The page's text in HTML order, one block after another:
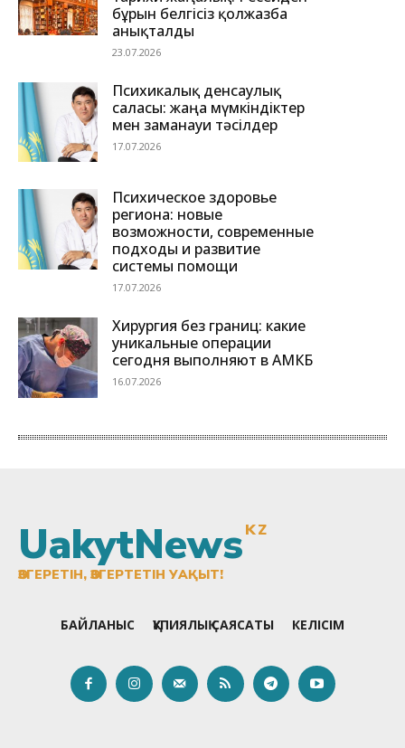
UakytNewsKZ
ӨЗГЕРЕТІН, ӨЗГЕРТЕТІН УАҚЫТ!
БАЙЛАНЫС ҚҰПИЯЛЫҚ САЯСАТЫ КЕЛІСІМ